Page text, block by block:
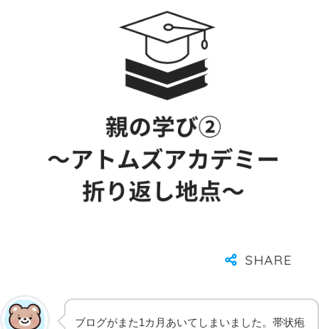
ブログがまた1カ月あいてしまいました。帯状疱